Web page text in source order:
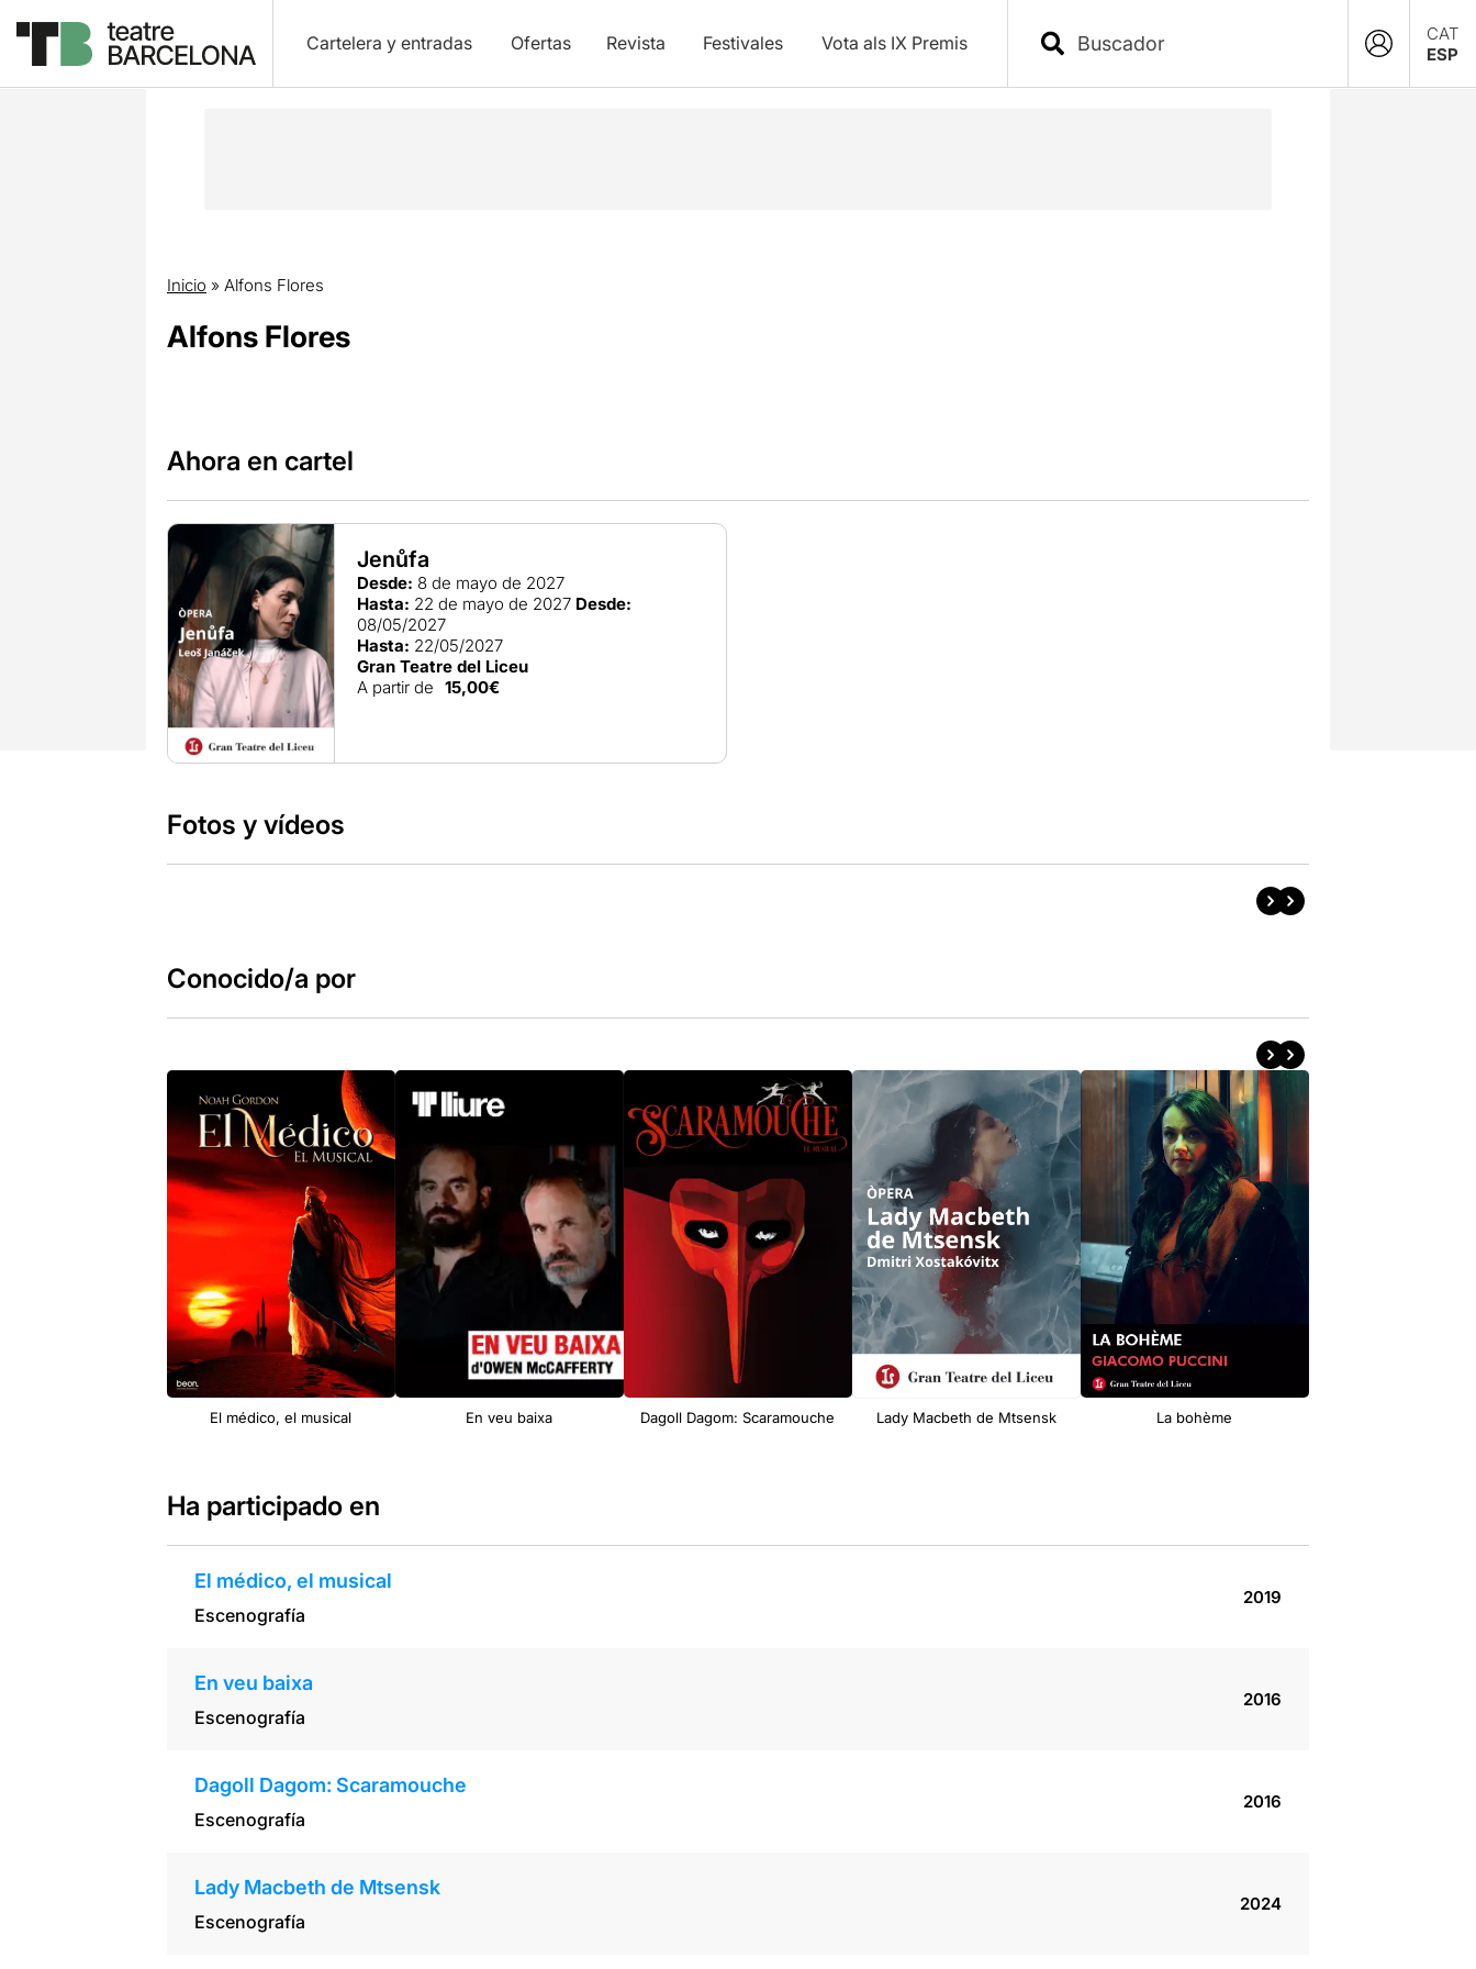
Cartelera y entradas Ofertas Revista Festivales Vota als IX Premis
CAT
ESP
Inicio » Alfons Flores
Alfons Flores
Ahora en cartel
Jenůfa
Desde: 8 de mayo de 2027
Hasta: 22 de mayo de 2027 Desde:
08/05/2027
Hasta: 22/05/2027
Gran Teatre del Liceu
A partir de 15,00€
Fotos y vídeos
Conocido/a por
El médico, el musical En veu baixa Dagoll Dagom: Scaramouche Lady Macbeth de Mtsensk La bohème
Ha participado en
El médico, el musical
Escenografía
2019
En veu baixa
Escenografía
2016
Dagoll Dagom: Scaramouche
Escenografía
2016
Lady Macbeth de Mtsensk
Escenografía
2024